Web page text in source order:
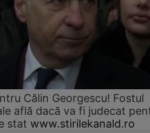
Călin Georgescu! Fostul
află dacă va fi judecat
stat www.stirilekanald.ro